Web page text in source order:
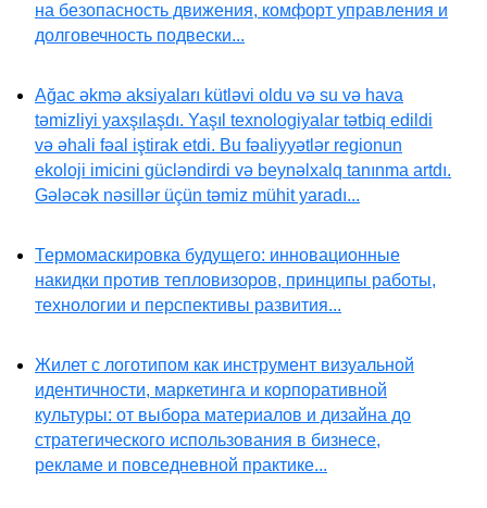
на безопасность движения, комфорт управления и
долговечность подвески...
Ağac əkmə aksiyaları kütləvi oldu və su və hava
təmizliyi yaxşılaşdı. Yaşıl texnologiyalar tətbiq edildi
və əhali fəal iştirak etdi. Bu fəaliyyətlər regionun
ekoloji imicini gücləndirdi və beynəlxalq tanınma artdı.
Gələcək nəsillər üçün təmiz mühit yaradı...
Термомаскировка будущего: инновационные
накидки против тепловизоров, принципы работы,
технологии и перспективы развития...
Жилет с логотипом как инструмент визуальной
идентичности, маркетинга и корпоративной
культуры: от выбора материалов и дизайна до
стратегического использования в бизнесе,
рекламе и повседневной практике...